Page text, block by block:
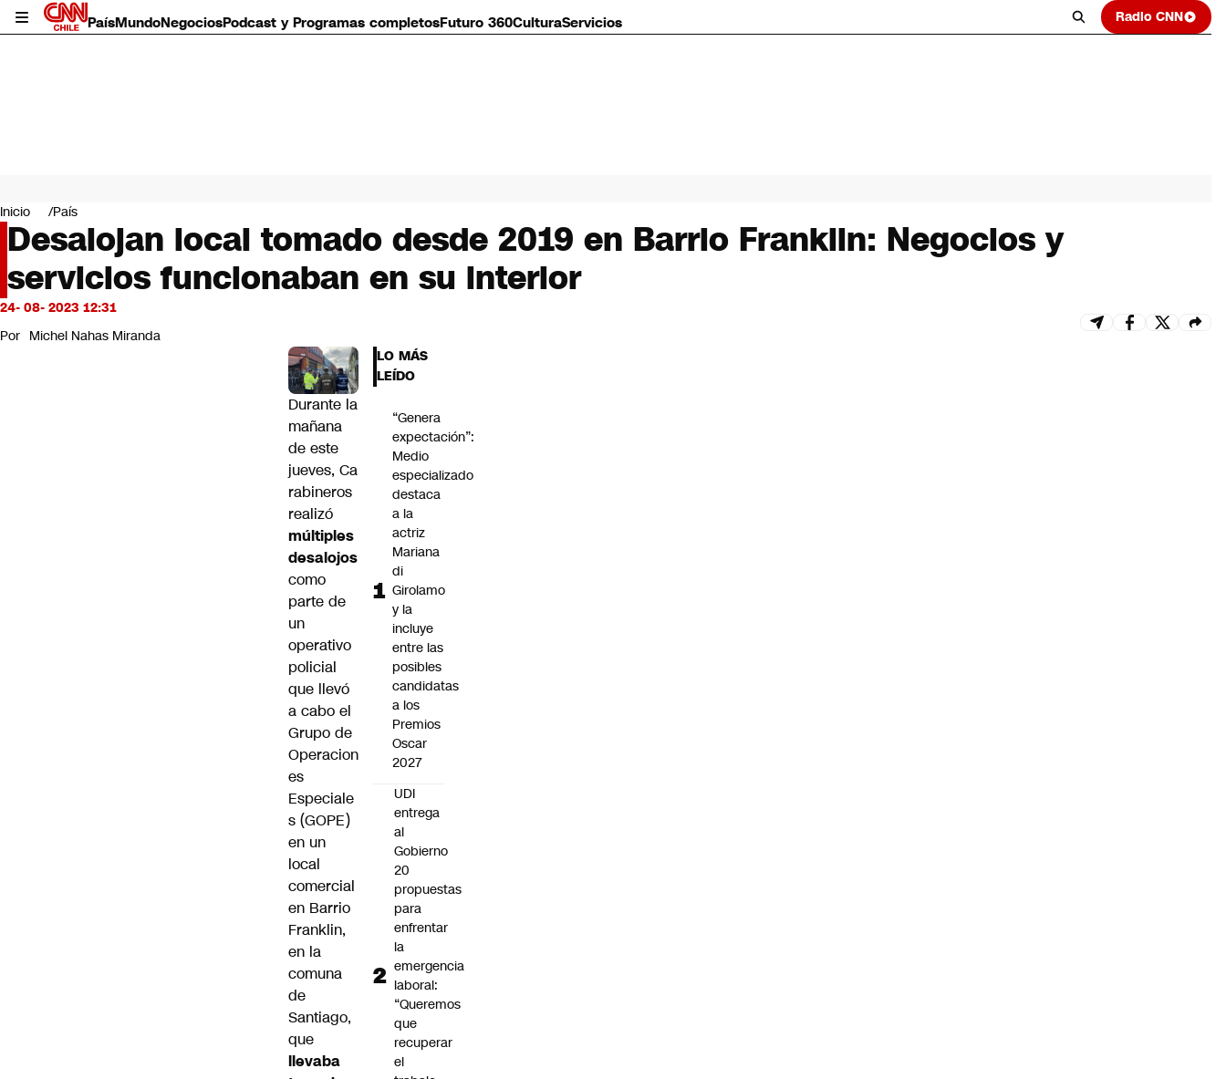
PaísMundoNegociosPodcast y Programas completosFuturo 360CulturaServicios Radio CNN
Mundo
Negocios
Deportes
Programas completos
Cultura
Servicios
Bits
CNN Data
Inicio País
Desalojan local tomado desde 2019 en Barrio Franklin: Negocios y
servicios funcionaban en su interior
24- 08- 2023 12:31
Por Michel Nahas Miranda
Durante la
mañana
de este
jueves, Ca
rabineros
realizó
múltiples
desalojos
como
parte de
un
operativo
policial
que llevó
a cabo el
Grupo de
Operacion
es
Especiale
s (GOPE)
en un
local
comercial
en Barrio
Franklin,
en la
comuna
de
Santiago,
que
llevaba
LO MÁS
LEÍDO
“Genera
expectación”:
Medio
especializado
destaca
a la
actriz
Mariana
di
Girolamo
y la
incluye
entre las
posibles
candidatas
a los
Premios
Oscar
2027
UDI
entrega
al
Gobierno
20
propuestas
para
enfrentar
la
emergencia
laboral:
“Queremos
que
recuperar
el